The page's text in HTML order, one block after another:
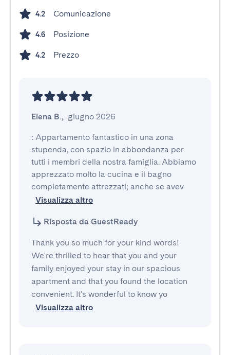
4.2 Comunicazione
4.6 Posizione
4.2 Prezzo
Elena B., giugno 2026
: Appartamento fantastico in una zona
stupenda, con spazio in abbondanza per
tutti i membri della nostra famiglia. Abbiamo
apprezzato molto la cucina e il bagno
completamente attrezzati; anche se avev
Visualizza altro
Risposta da GuestReady
Thank you so much for your kind words!
We're thrilled to hear that you and your
family enjoyed your stay in our spacious
apartment and that you found the location
convenient. It's wonderful to know yo
Visualizza altro